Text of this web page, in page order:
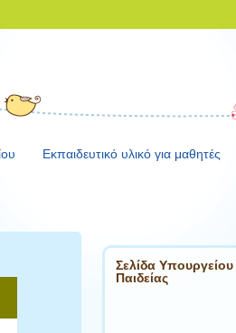
Εκπαιδευτικό υλικό για μαθητές
Σελίδα Υπουργείου
Παιδείας